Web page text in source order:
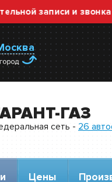
записи и звонка —
ГАЗ
сеть - 26
Цены